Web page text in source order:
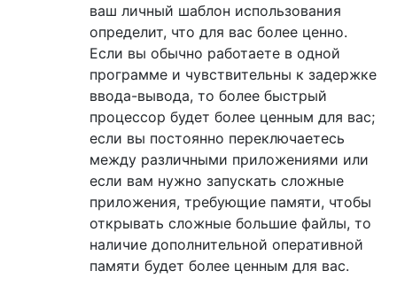
ваш личный шаблон использования
определит, что для вас более ценно.
Если вы обычно работаете в одной
программе и чувствительны к задержке
ввода-вывода, то более быстрый
процессор будет более ценным для вас;
если вы постоянно переключаетесь
между различными приложениями или
если вам нужно запускать сложные
приложения, требующие памяти, чтобы
открывать сложные большие файлы, то
наличие дополнительной оперативной
памяти будет более ценным для вас.